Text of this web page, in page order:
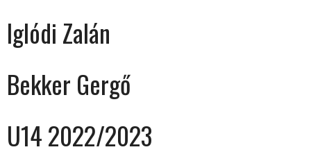
Iglódi Zalán
Bekker Gergő
U14 2022/2023